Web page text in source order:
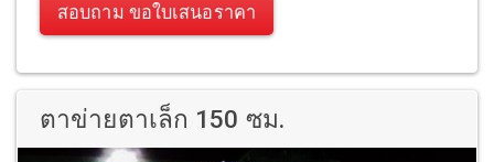
สอบถาม ขอใบเสนอราคา
ตาข่ายตาเล็ก 150 ซม.